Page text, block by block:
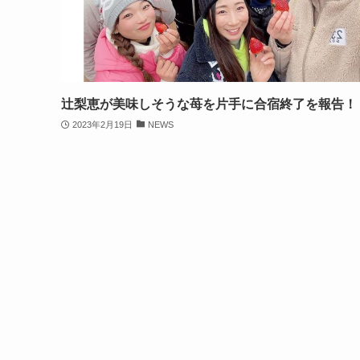
辻梨恵が美味しそうな苺を片手に合宿終了を報告！
2023年2月19日 NEWS